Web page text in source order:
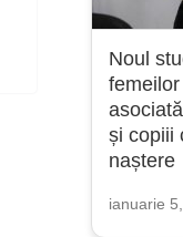
Noul
și copiii
naștere
ianuarie